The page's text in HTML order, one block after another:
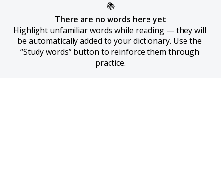
📚
There are no words here yet
Highlight unfamiliar words while reading — they will
be automatically added to your dictionary. Use the
“Study words” button to reinforce them through
practice.